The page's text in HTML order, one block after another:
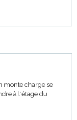
monte charge se
à l'étage du